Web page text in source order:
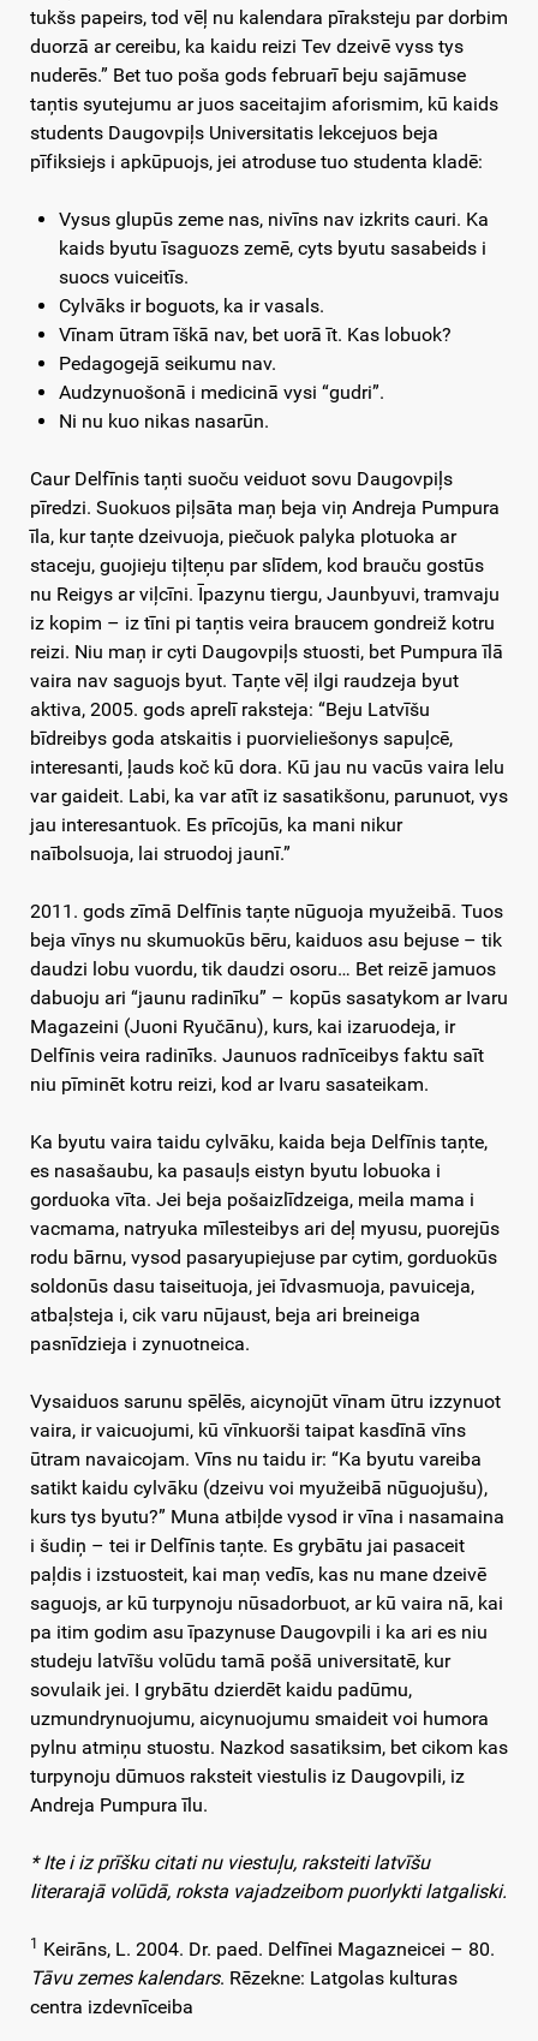
tukšs papeirs, tod vēļ nu kalendara pīraksteju par dorbim
duorzā ar cereibu, ka kaidu reizi Tev dzeivē vyss tys
nuderēs.” Bet tuo poša gods februarī beju sajāmuse
taņtis syutejumu ar juos saceitajim aforismim, kū kaids
students Daugovpiļs Universitatis lekcejuos beja
pīfiksiejs i apkūpuojs, jei atroduse tuo studenta kladē:
Vysus glupūs zeme nas, nivīns nav izkrits cauri. Ka
kaids byutu īsaguozs zemē, cyts byutu sasabeids i
suocs vuiceitīs.
Cylvāks ir boguots, ka ir vasals.
Vīnam ūtram īškā nav, bet uorā īt. Kas lobuok?
Pedagogejā seikumu nav.
Audzynuošonā i medicinā vysi “gudri”.
Ni nu kuo nikas nasarūn.
Caur Delfīnis taņti suoču veiduot sovu Daugovpiļs
pīredzi. Suokuos piļsāta maņ beja viņ Andreja Pumpura
īla, kur taņte dzeivuoja, piečuok palyka plotuoka ar
staceju, guojieju tiļteņu par slīdem, kod brauču gostūs
nu Reigys ar viļcīni. Īpazynu tiergu, Jaunbyuvi, tramvaju
iz kopim – iz tīni pi taņtis veira braucem gondreiž kotru
reizi. Niu maņ ir cyti Daugovpiļs stuosti, bet Pumpura īlā
vaira nav saguojs byut. Taņte vēļ ilgi raudzeja byut
aktiva, 2005. gods aprelī raksteja: “Beju Latvīšu
bīdreibys goda atskaitis i puorvieliešonys sapuļcē,
interesanti, ļauds koč kū dora. Kū jau nu vacūs vaira lelu
var gaideit. Labi, ka var atīt iz sasatikšonu, parunuot, vys
jau interesantuok. Es prīcojūs, ka mani nikur
naībolsuoja, lai struodoj jaunī.”
2011. gods zīmā Delfīnis taņte nūguoja myužeibā. Tuos
beja vīnys nu skumuokūs bēru, kaiduos asu bejuse – tik
daudzi lobu vuordu, tik daudzi osoru… Bet reizē jamuos
dabuoju ari “jaunu radinīku” – kopūs sasatykom ar Ivaru
Magazeini (Juoni Ryučānu), kurs, kai izaruodeja, ir
Delfīnis veira radinīks. Jaunuos radnīceibys faktu saīt
niu pīminēt kotru reizi, kod ar Ivaru sasateikam.
Ka byutu vaira taidu cylvāku, kaida beja Delfīnis taņte,
es nasašaubu, ka pasauļs eistyn byutu lobuoka i
gorduoka vīta. Jei beja pošaizlīdzeiga, meila mama i
vacmama, natryuka mīlesteibys ari deļ myusu, puorejūs
rodu bārnu, vysod pasaryupiejuse par cytim, gorduokūs
soldonūs dasu taiseituoja, jei īdvasmuoja, pavuiceja,
atbaļsteja i, cik varu nūjaust, beja ari breineiga
pasnīdzieja i zynuotneica.
Vysaiduos sarunu spēlēs, aicynojūt vīnam ūtru izzynuot
vaira, ir vaicuojumi, kū vīnkuorši taipat kasdīnā vīns
ūtram navaicojam. Vīns nu taidu ir: “Ka byutu vareiba
satikt kaidu cylvāku (dzeivu voi myužeibā nūguojušu),
kurs tys byutu?” Muna atbiļde vysod ir vīna i nasamaina
i šudiņ – tei ir Delfīnis taņte. Es grybātu jai pasaceit
paļdis i izstuosteit, kai maņ vedīs, kas nu mane dzeivē
saguojs, ar kū turpynoju nūsadorbuot, ar kū vaira nā, kai
pa itim godim asu īpazynuse Daugovpili i ka ari es niu
studeju latvīšu volūdu tamā pošā universitatē, kur
sovulaik jei. I grybātu dzierdēt kaidu padūmu,
uzmundrynuojumu, aicynuojumu smaideit voi humora
pylnu atmiņu stuostu. Nazkod sasatiksim, bet cikom kas
turpynoju dūmuos raksteit viestulis iz Daugovpili, iz
Andreja Pumpura īlu.
* Ite i iz prīšku citati nu viestuļu, raksteiti latvīšu
literarajā volūdā, roksta vajadzeibom puorlykti latgaliski.
1
Keirāns, L. 2004. Dr. paed. Delfīnei Magazneicei – 80.
Tāvu zemes kalendars. Rēzekne: Latgolas kulturas
centra izdevnīceiba